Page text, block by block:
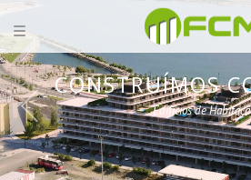
CONSTRUÍMOS
Edifícios de